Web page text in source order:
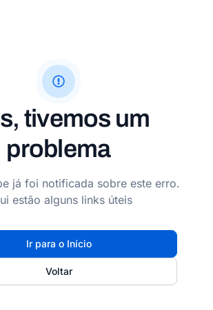
tivemos um
problema
já foi notificada sobre este erro.
estão alguns links úteis
Ir para o Início
Voltar